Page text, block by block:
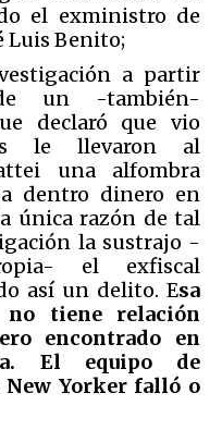
el exministro de
Luis Benito;
a partir
un -también-
declaró que vio
le llevaron al
una alfombra
dentro dinero en
única razón de tal
la sustrajo -
el exfiscal
así un delito. Esa
no tiene relación
encontrado en
El equipo de
Yorker falló o